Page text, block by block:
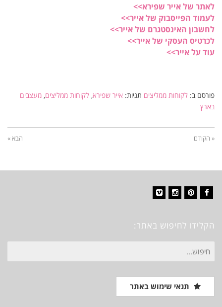
לאתר של אייר שפירא>>
לעמוד הפייסבוק של אייר>>
לחשבון האינסטגרם של אייר>>
לכרטיס העסקי של אייר>>
עוד על אייר>>
פורסם ב: לקוחות ממליצים תגיות: אייר שפירא, לקוחות ממליצים, מעצבים
בארץ
« הקודם הבא »
הקלידו לחיפוש באתר:
חיפוש
עבור:
תנאי שימוש באתר